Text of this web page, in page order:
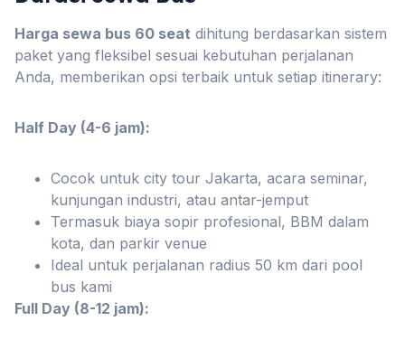
Harga sewa bus 60 seat dihitung berdasarkan sistem
paket yang fleksibel sesuai kebutuhan perjalanan
Anda, memberikan opsi terbaik untuk setiap itinerary:
Half Day (4-6 jam):
Cocok untuk city tour Jakarta, acara seminar,
kunjungan industri, atau antar-jemput
Termasuk biaya sopir profesional, BBM dalam
kota, dan parkir venue
Ideal untuk perjalanan radius 50 km dari pool
bus kami
Full Day (8-12 jam):